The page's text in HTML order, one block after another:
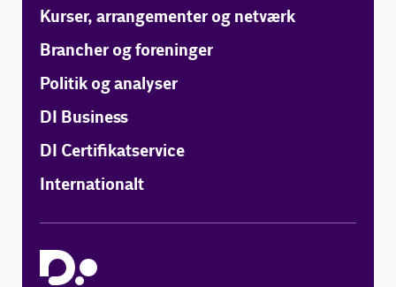
Kurser, arrangementer og netværk
Brancher og foreninger
Politik og analyser
DI Business
DI Certifikatservice
Internationalt